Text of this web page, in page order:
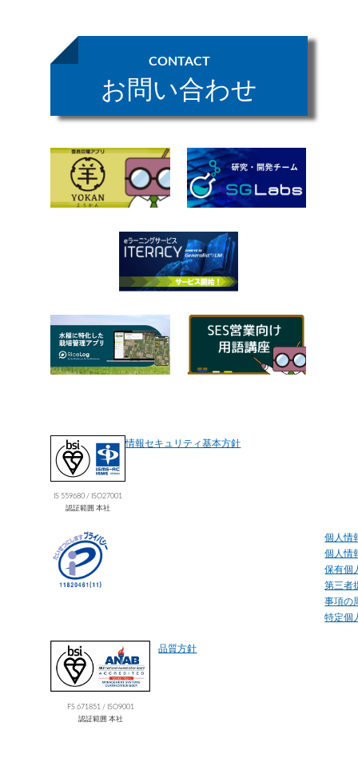
CONTACT
お問い合わせ
IS 559680 / ISO27001
認証範囲 本社
情報セキュリティ基本方針
個人情
個人情
保有個
第三者
事項の
特定個
FS 671851 / ISO9001
認証範囲 本社
品質方針